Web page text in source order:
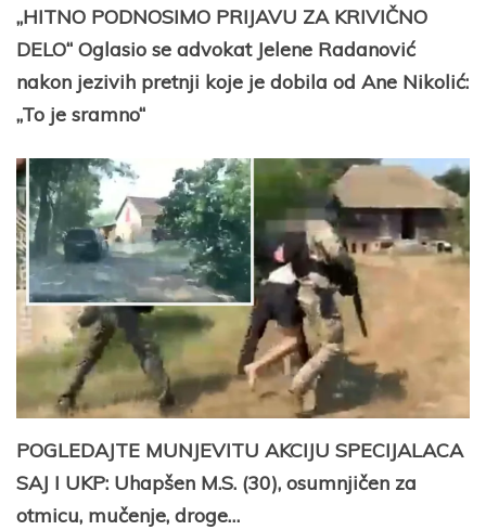
„HITNO PODNOSIMO PRIJAVU ZA KRIVIČNO
DELO“ Oglasio se advokat Jelene Radanović
nakon jezivih pretnji koje je dobila od Ane Nikolić:
„To je sramno“
POGLEDAJTE MUNJEVITU AKCIJU SPECIJALACA
SAJ I UKP: Uhapšen M.S. (30), osumnjičen za
otmicu, mučenje, droge…